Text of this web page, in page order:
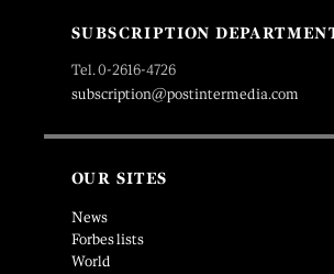
SUBSCRIPTION
Tel. 0-2616-4726
subscription@postintermedia.com
OUR SITES
News
Forbes lists
World